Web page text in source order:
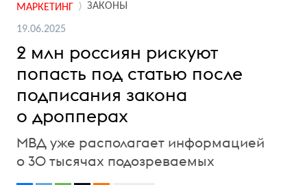
МАРКЕТИНГ ЗАКОНЫ
19.06.2025
2 млн россиян рискуют
попасть под статью после
подписания закона
о дропперах
МВД уже располагает информацией
о 30 тысячах подозреваемых